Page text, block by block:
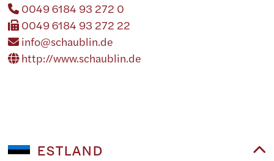
0049 6184 93 272 0
0049 6184 93 272 22
info@schaublin.de
http://www.schaublin.de
ESTLAND